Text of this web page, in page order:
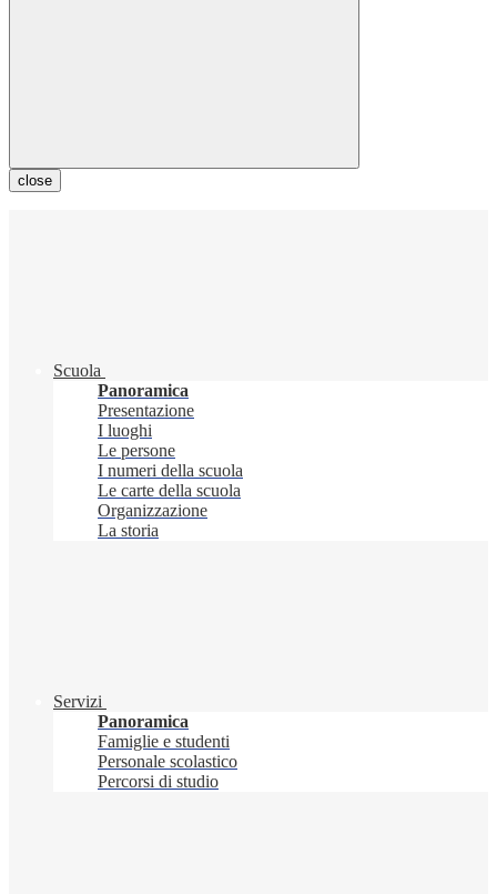
close
Scuola
Panoramica
Presentazione
I luoghi
Le persone
I numeri della scuola
Le carte della scuola
Organizzazione
La storia
Servizi
Panoramica
Famiglie e studenti
Personale scolastico
Percorsi di studio